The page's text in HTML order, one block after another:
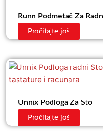
Runn Podmetač Za
Pročitajte još
Unnix Podloga Za Sto
Pročitajte još